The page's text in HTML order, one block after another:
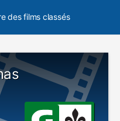
des films classés